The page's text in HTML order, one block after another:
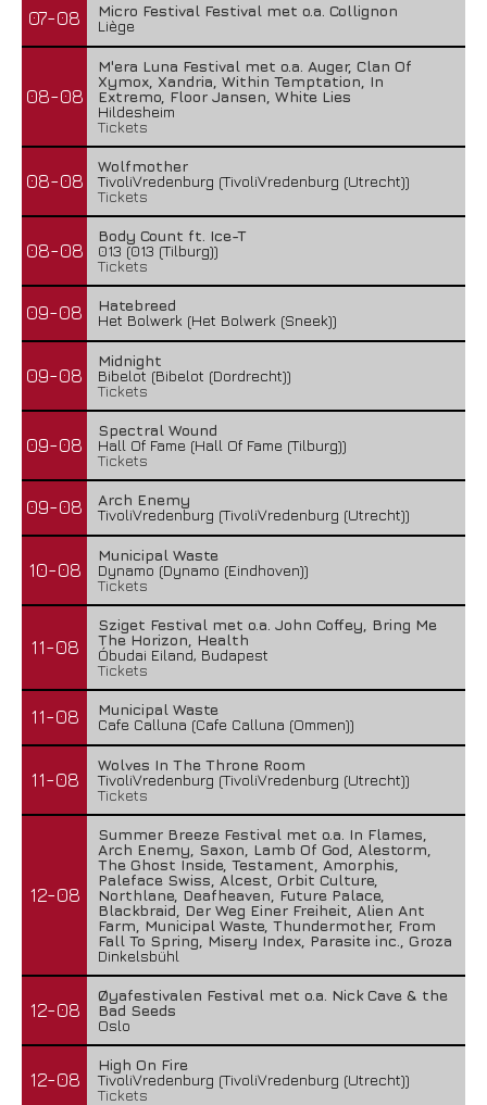
07-08
Micro Festival Festival met o.a. Collignon
Liège
08-08
M'era Luna Festival met o.a. Auger, Clan Of
Xymox, Xandria, Within Temptation, In
Extremo, Floor Jansen, White Lies
Hildesheim
Tickets
08-08
Wolfmother
TivoliVredenburg (TivoliVredenburg (Utrecht))
Tickets
08-08
Body Count ft. Ice-T
013 (013 (Tilburg))
Tickets
09-08
Hatebreed
Het Bolwerk (Het Bolwerk (Sneek))
09-08
Midnight
Bibelot (Bibelot (Dordrecht))
Tickets
09-08
Spectral Wound
Hall Of Fame (Hall Of Fame (Tilburg))
Tickets
09-08
Arch Enemy
TivoliVredenburg (TivoliVredenburg (Utrecht))
10-08
Municipal Waste
Dynamo (Dynamo (Eindhoven))
Tickets
11-08
Sziget Festival met o.a. John Coffey, Bring Me
The Horizon, Health
Óbudai Eiland, Budapest
Tickets
11-08
Municipal Waste
Cafe Calluna (Cafe Calluna (Ommen))
11-08
Wolves In The Throne Room
TivoliVredenburg (TivoliVredenburg (Utrecht))
Tickets
12-08
Summer Breeze Festival met o.a. In Flames,
Arch Enemy, Saxon, Lamb Of God, Alestorm,
The Ghost Inside, Testament, Amorphis,
Paleface Swiss, Alcest, Orbit Culture,
Northlane, Deafheaven, Future Palace,
Blackbraid, Der Weg Einer Freiheit, Alien Ant
Farm, Municipal Waste, Thundermother, From
Fall To Spring, Misery Index, Parasite inc., Groza
Dinkelsbühl
12-08
Øyafestivalen Festival met o.a. Nick Cave & the
Bad Seeds
Oslo
12-08
High On Fire
TivoliVredenburg (TivoliVredenburg (Utrecht))
Tickets